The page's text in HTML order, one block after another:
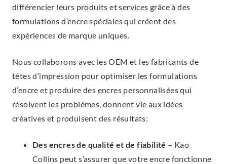
différencier leurs produits et services grâce à des
formulations d’encre spéciales qui créent des
expériences de marque uniques.
Nous collaborons avec les OEM et les fabricants de
têtes d’impression pour optimiser les formulations
d’encre et produire des encres personnalisées qui
résolvent les problèmes, donnent vie aux idées
créatives et produisent des résultats:
Des encres de qualité et de fiabilité – Kao
Collins peut s’assurer que votre encre fonctionne